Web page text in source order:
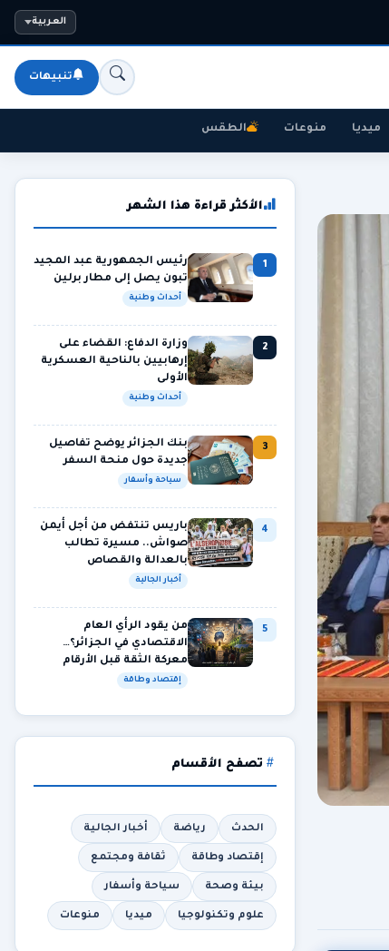
العربية
تنبيهات
ميديا منوعات الطقس
الأكثر قراءة هذا الشهر
1
رئيس الجمهورية عبد المجيد
تبون يصل إلى مطار برلين
أحداث وطنية
2
وزارة الدفاع: القضاء على
إرهابيين بالناحية العسكرية
الأولى
أحداث وطنية
3
بنك الجزائر يوضح تفاصيل
جديدة حول منحة السفر
سياحة وأسفار
4
باريس تنتفض من أجل أيمن
صواش.. مسيرة تطالب
بالعدالة والقصاص
أخبار الجالية
5
من يقود الرأي العام
الاقتصادي في الجزائر؟…
معركة الثقة قبل الأرقام
إقتصاد وطاقة
تصفح الأقسام
الحدث رياضة أخبار الجالية
إقتصاد وطاقة ثقافة ومجتمع
بيئة وصحة سياحة وأسفار
علوم وتكنولوجيا ميديا منوعات